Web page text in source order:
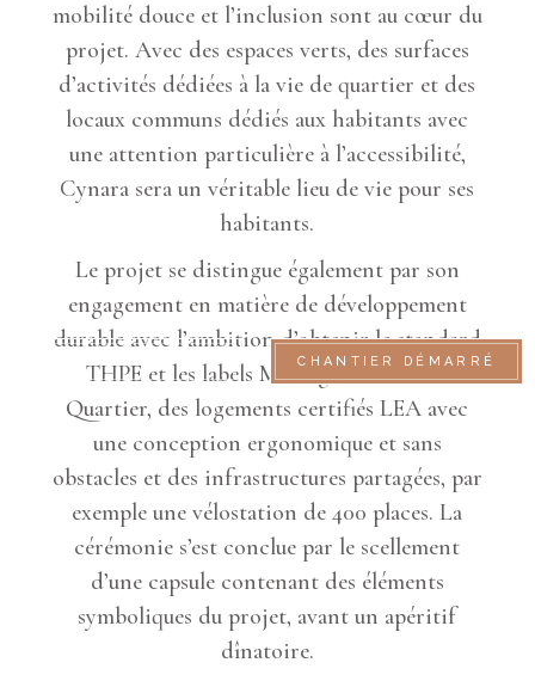
PRÉ-INSCRIPTION CHANTIER DÉMARRÉ
mobilité douce et l’inclusion sont au cœur du
projet. Avec des espaces verts, des surfaces
d’activités dédiées à la vie de quartier et des
locaux communs dédiés aux habitants avec
une attention particulière à l’accessibilité,
Cynara sera un véritable lieu de vie pour ses
habitants.
Le projet se distingue également par son
engagement en matière de développement
durable avec l’ambition d’obtenir le standard
THPE et les labels Minergie P et SNBS
Quartier, des logements certifiés LEA avec
une conception ergonomique et sans
obstacles et des infrastructures partagées, par
exemple une vélostation de 400 places. La
cérémonie s’est conclue par le scellement
d’une capsule contenant des éléments
symboliques du projet, avant un apéritif
dînatoire.